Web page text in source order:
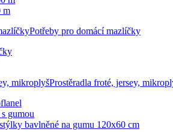
m
Potřeby pro domácí mazlíčky
Prostěradla froté, jersey,
gumou
bavlněné na gumu 120x60 cm